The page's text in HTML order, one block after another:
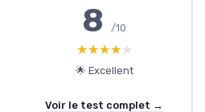
8/10
★★★★★
★★★★★
🌟 Excellent
Voir le test complet →